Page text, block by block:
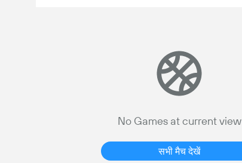
No Games at current view
सभी मैच देखें